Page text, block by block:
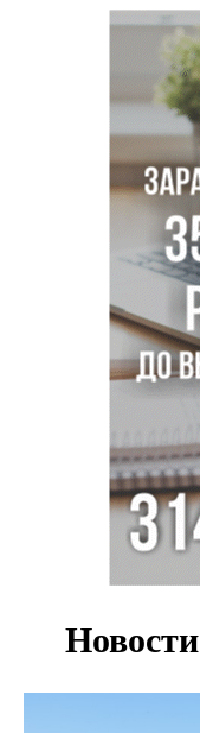
Дело отравителя за
возобновили в
Подрядчика для
Ипподромской ищут
Добровольцы в
рублей и места в